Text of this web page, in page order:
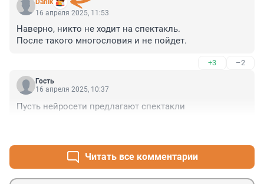
16 апреля 2025, 11:53
Наверно, никто не ходит на спектакль.
После такого многословия и не пойдет.
+3 –2
Гость
16 апреля 2025, 10:37
Пусть нейросети предлагают спектакли
Читать все комментарии